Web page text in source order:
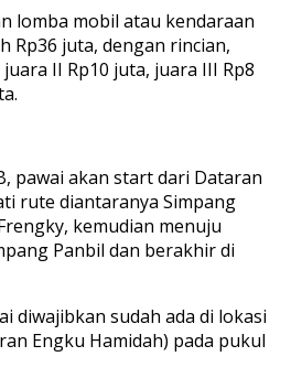
lomba mobil atau kendaraan
Rp36 juta, dengan rincian,
II Rp10 juta, juara III Rp8
pawai akan start dari Dataran
rute diantaranya Simpang
kemudian menuju
Panbil dan berakhir di
diwajibkan sudah ada di lokasi
Engku Hamidah) pada pukul